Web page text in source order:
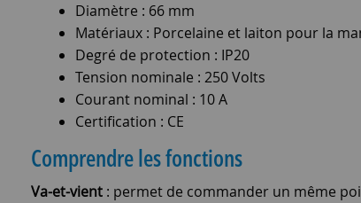
Diamètre : 66 mm
Matériaux : Porcelaine et laiton pour la
Degré de protection : IP20
Tension nominale : 250 Volts
Courant nominal : 10 A
Certification : CE
Comprendre les fonctions
Va-et-vient : permet de commander un même